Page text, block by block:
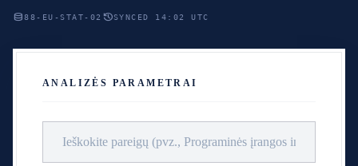
database88-EU-STAT-02 historySYNCED 14:02 UTC
ANALIZĖS PARAMETRAI